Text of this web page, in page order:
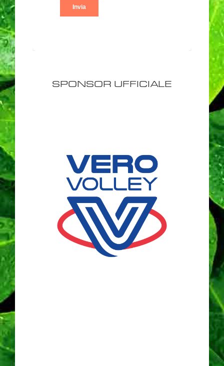
SPONSOR UFFICIALE